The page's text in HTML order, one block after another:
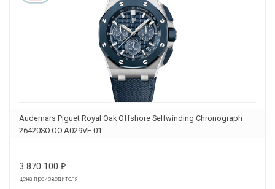
Audemars Piguet Royal Oak Offshore Selfwinding Chronograph
26420SO.OO.A029VE.01
3 870 100 ₽
цена производителя